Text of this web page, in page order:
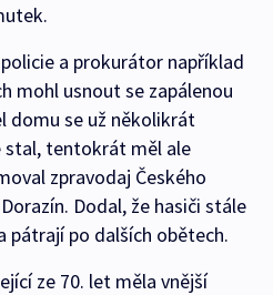
a prokurátor například
mohl usnout se zapálenou
domu se už několikrát
stal, tentokrát měl ale
zpravodaj Českého
Dodal, že hasiči stále
pátrají po dalších obětech.
ze 70. let měla vnější